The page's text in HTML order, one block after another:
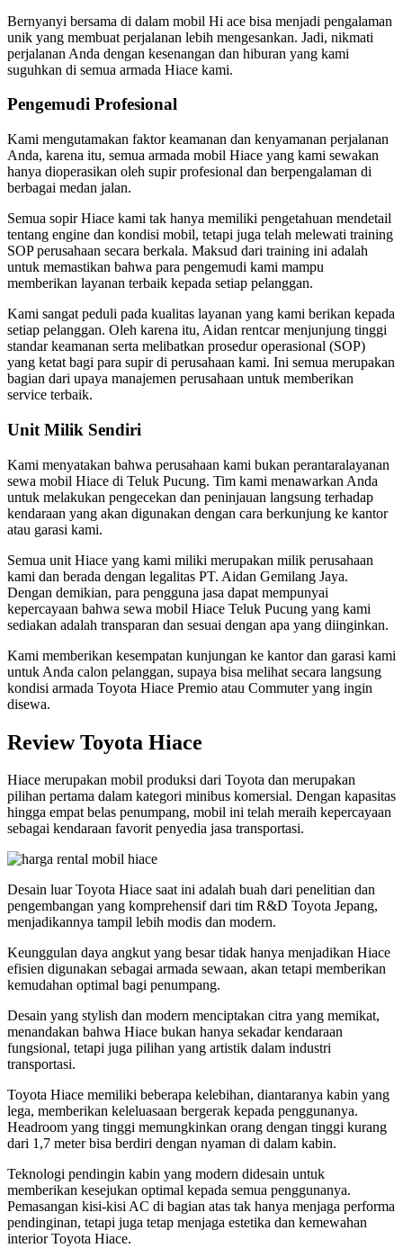
Bernyanyi bersama di dalam mobil Hi ace bisa menjadi pengalaman
unik yang membuat perjalanan lebih mengesankan. Jadi, nikmati
perjalanan Anda dengan kesenangan dan hiburan yang kami
suguhkan di semua armada Hiace kami.
Pengemudi Profesional
Kami mengutamakan faktor keamanan dan kenyamanan perjalanan
Anda, karena itu, semua armada mobil Hiace yang kami sewakan
hanya dioperasikan oleh supir profesional dan berpengalaman di
berbagai medan jalan.
Semua sopir Hiace kami tak hanya memiliki pengetahuan mendetail
tentang engine dan kondisi mobil, tetapi juga telah melewati training
SOP perusahaan secara berkala. Maksud dari training ini adalah
untuk memastikan bahwa para pengemudi kami mampu
memberikan layanan terbaik kepada setiap pelanggan.
Kami sangat peduli pada kualitas layanan yang kami berikan kepada
setiap pelanggan. Oleh karena itu, Aidan rentcar menjunjung tinggi
standar keamanan serta melibatkan prosedur operasional (SOP)
yang ketat bagi para supir di perusahaan kami. Ini semua merupakan
bagian dari upaya manajemen perusahaan untuk memberikan
service terbaik.
Unit Milik Sendiri
Kami menyatakan bahwa perusahaan kami bukan perantaralayanan
sewa mobil Hiace di Teluk Pucung. Tim kami menawarkan Anda
untuk melakukan pengecekan dan peninjauan langsung terhadap
kendaraan yang akan digunakan dengan cara berkunjung ke kantor
atau garasi kami.
Semua unit Hiace yang kami miliki merupakan milik perusahaan
kami dan berada dengan legalitas PT. Aidan Gemilang Jaya.
Dengan demikian, para pengguna jasa dapat mempunyai
kepercayaan bahwa sewa mobil Hiace Teluk Pucung yang kami
sediakan adalah transparan dan sesuai dengan apa yang diinginkan.
Kami memberikan kesempatan kunjungan ke kantor dan garasi kami
untuk Anda calon pelanggan, supaya bisa melihat secara langsung
kondisi armada Toyota Hiace Premio atau Commuter yang ingin
disewa.
Review Toyota Hiace
Hiace merupakan mobil produksi dari Toyota dan merupakan
pilihan pertama dalam kategori minibus komersial. Dengan kapasitas
hingga empat belas penumpang, mobil ini telah meraih kepercayaan
sebagai kendaraan favorit penyedia jasa transportasi.
Desain luar Toyota Hiace saat ini adalah buah dari penelitian dan
pengembangan yang komprehensif dari tim R&D Toyota Jepang,
menjadikannya tampil lebih modis dan modern.
Keunggulan daya angkut yang besar tidak hanya menjadikan Hiace
efisien digunakan sebagai armada sewaan, akan tetapi memberikan
kemudahan optimal bagi penumpang.
Desain yang stylish dan modern menciptakan citra yang memikat,
menandakan bahwa Hiace bukan hanya sekadar kendaraan
fungsional, tetapi juga pilihan yang artistik dalam industri
transportasi.
Toyota Hiace memiliki beberapa kelebihan, diantaranya kabin yang
lega, memberikan keleluasaan bergerak kepada penggunanya.
Headroom yang tinggi memungkinkan orang dengan tinggi kurang
dari 1,7 meter bisa berdiri dengan nyaman di dalam kabin.
Teknologi pendingin kabin yang modern didesain untuk
memberikan kesejukan optimal kepada semua penggunanya.
Pemasangan kisi-kisi AC di bagian atas tak hanya menjaga performa
pendinginan, tetapi juga tetap menjaga estetika dan kemewahan
interior Toyota Hiace.